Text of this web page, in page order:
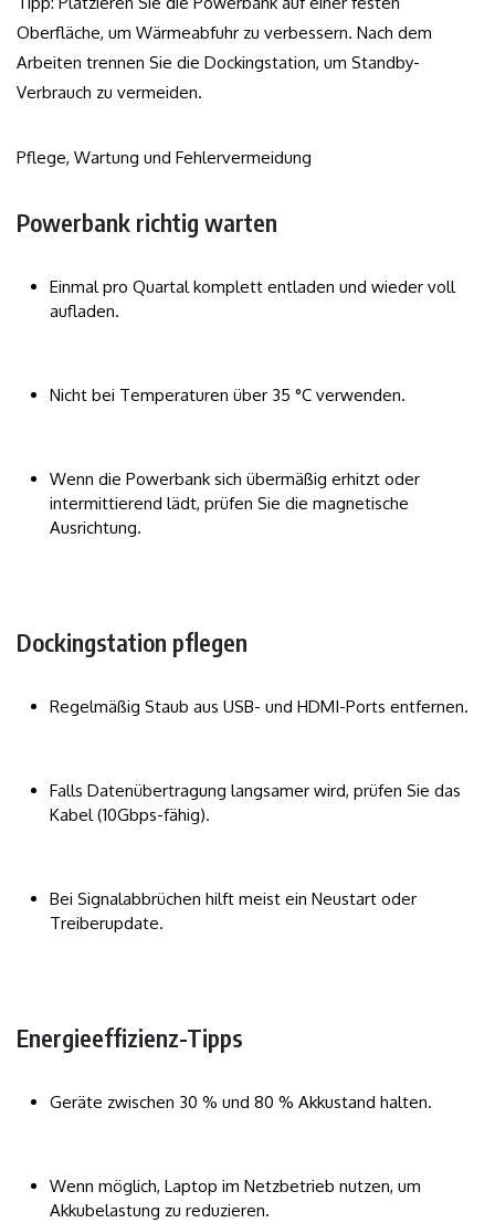
Oberfläche, um Wärmeabfuhr zu verbessern. Nach dem
Arbeiten trennen Sie die Dockingstation, um Standby-
Verbrauch zu vermeiden.
Pflege, Wartung und Fehlervermeidung
Powerbank richtig warten
Einmal pro Quartal komplett entladen und wieder voll
aufladen.
Nicht bei Temperaturen über 35 °C verwenden.
Wenn die Powerbank sich übermäßig erhitzt oder
intermittierend lädt, prüfen Sie die magnetische
Ausrichtung.
Dockingstation pflegen
Regelmäßig Staub aus USB- und HDMI-Ports entfernen.
Falls Datenübertragung langsamer wird, prüfen Sie das
Kabel (10Gbps-fähig).
Bei Signalabbrüchen hilft meist ein Neustart oder
Treiberupdate.
Energieeffizienz-Tipps
Geräte zwischen 30 % und 80 % Akkustand halten.
Wenn möglich, Laptop im Netzbetrieb nutzen, um
Akkubelastung zu reduzieren.